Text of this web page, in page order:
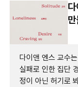
다이앤 엔스 교수
실패로 인한 집단
정이 아닌 허기로